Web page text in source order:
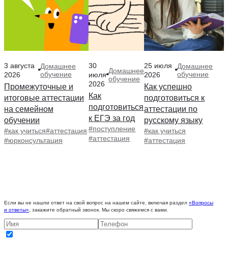
3 августа
2026
Домашнее
обучение
Промежуточные и
итоговые аттестации
на семейном
обучении
#как учиться#аттестация
#юрконсультация
30
июля
2026
Домашнее
обучение
Как
подготовиться
к ЕГЭ за год
#поступление
#аттестация
25 июля
2026
Домашнее
обучение
Как успешно
подготовиться к
аттестации по
русскому языку
#как учиться
#аттестация
Если вы не нашли ответ на свой вопрос на нашем сайте, включая раздел «Вопросы
и ответы», закажите обратный звонок. Мы скоро свяжемся с вами.